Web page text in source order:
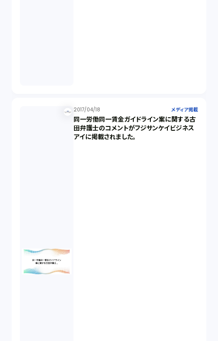
2017/04/18 メディア掲載
同一労働同一賃金ガイドライン案に関する古
田弁護士のコメントがフジサンケイビジネス
アイに掲載されました。